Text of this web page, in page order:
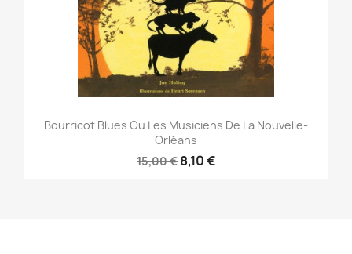
Bourricot Blues Ou Les Musiciens De La Nouvelle-
Orléans
15,00 € 8,10 €